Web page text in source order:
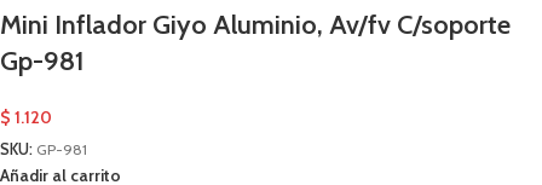
Mini Inflador Giyo Aluminio, Av/fv C/soporte
Gp-981
$ 1.120
SKU: GP-981
Añadir al carrito